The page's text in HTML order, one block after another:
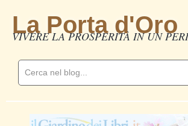
La Porta d'Oro
VIVERE LA PROSPERITÀ IN UN